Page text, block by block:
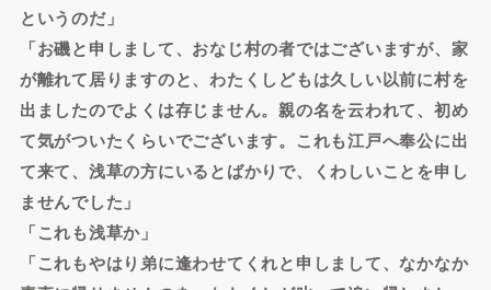
というのだ」
「お磯と申しまして、おなじ村の者ではございますが、家
が離れて居りますのと、わたくしどもは久しい以前に村を
出ましたのでよくは存じません。親の名を云われて、初め
て気がついたくらいでございます。これも江戸へ奉公に出
て来て、浅草の方にいるとばかりで、くわしいことを申し
ませんでした」
「これも浅草か」
「これもやはり弟に逢わせてくれと申しまして、なかなか